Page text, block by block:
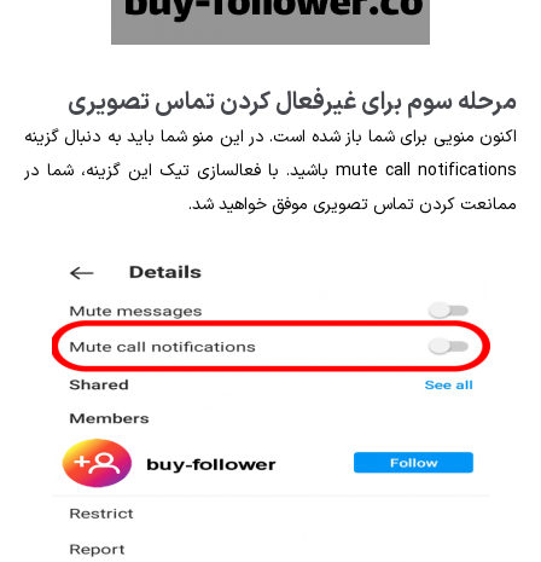
مرحله سوم برای غیرفعال کردن تماس تصویری
اکنون منویی برای شما باز شده است. در این منو شما باید به دنبال گزینه
mute call notifications باشید. با فعالسازی تیک این گزینه، شما در
ممانعت کردن تماس تصویری موفق خواهید شد.